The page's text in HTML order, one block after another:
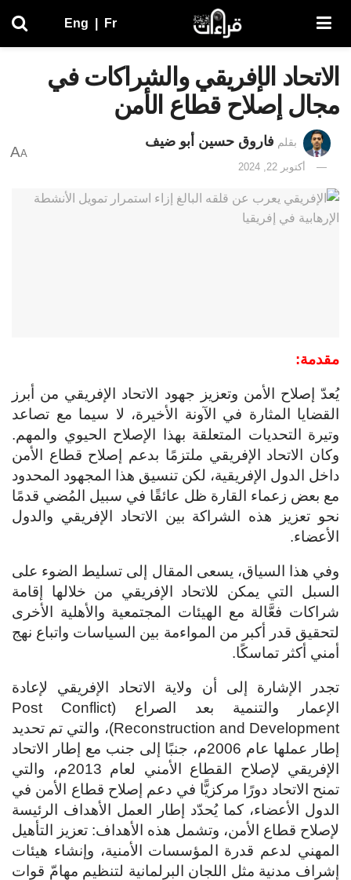
Eng Fr
الاتحاد الإفريقي والشراكات في
مجال إصلاح قطاع الأمن
بقلم فاروق حسين أبو ضيف
أكتوبر 22, 2024
A
A
مقدمة:
يُعدّ إصلاح الأمن وتعزيز جهود الاتحاد الإفريقي من أبرز
القضايا المثارة في الآونة الأخيرة، لا سيما مع تصاعد
وتيرة التحديات المتعلقة بهذا الإصلاح الحيوي والمهم.
وكان الاتحاد الإفريقي ملتزمًا بدعم إصلاح قطاع الأمن
داخل الدول الإفريقية، لكن تنسيق هذا المجهود المحدود
مع بعض زعماء القارة ظل عائقًا في سبيل المُضي قدمًا
نحو تعزيز هذه الشراكة بين الاتحاد الإفريقي والدول
الأعضاء.
وفي هذا السياق، يسعى المقال إلى تسليط الضوء على
السبل التي يمكن للاتحاد الإفريقي من خلالها إقامة
شراكات فعَّالة مع الهيئات المجتمعية والأهلية الأخرى
لتحقيق قدر أكبر من المواءمة بين السياسات واتباع نهج
أمني أكثر تماسكًا.
تجدر الإشارة إلى أن ولاية الاتحاد الإفريقي لإعادة
الإعمار والتنمية بعد الصراع (Post Conflict
Reconstruction and Development)، والتي تم تحديد
إطار عملها عام 2006م، جنبًا إلى جنب مع إطار الاتحاد
الإفريقي لإصلاح القطاع الأمني لعام 2013م، والتي
تمنح الاتحاد دورًا مركزيًّا في دعم إصلاح قطاع الأمن في
الدول الأعضاء، كما يُحدّد إطار العمل الأهداف الرئيسة
لإصلاح قطاع الأمن، وتشمل هذه الأهداف: تعزيز التأهيل
المهني لدعم قدرة المؤسسات الأمنية، وإنشاء هيئات
إشراف مدنية مثل اللجان البرلمانية لتنظيم مهامّ قوات